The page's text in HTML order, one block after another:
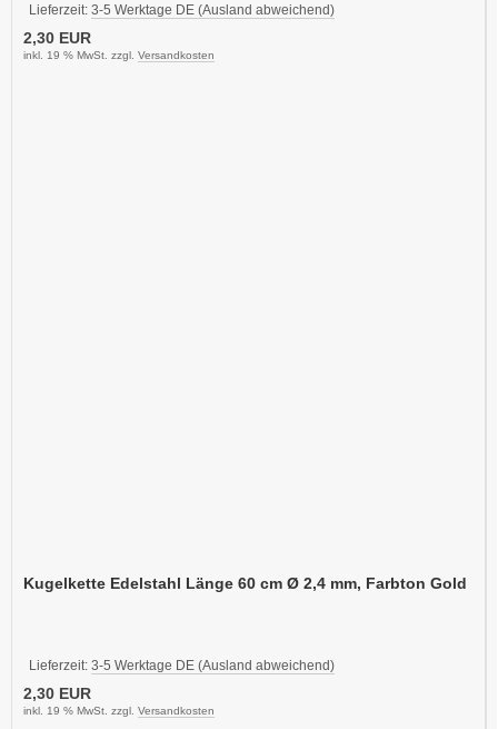
Lieferzeit: 3-5 Werktage DE (Ausland abweichend)
2,30 EUR
inkl. 19 % MwSt. zzgl. Versandkosten
Kugelkette Edelstahl Länge 60 cm Ø 2,4 mm, Farbton Gold
Lieferzeit: 3-5 Werktage DE (Ausland abweichend)
2,30 EUR
inkl. 19 % MwSt. zzgl. Versandkosten